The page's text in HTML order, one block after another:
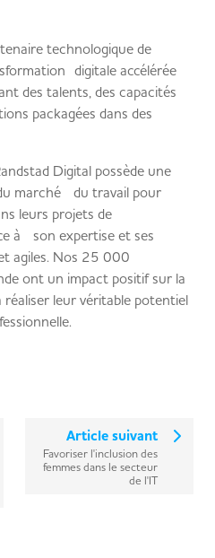
technologique de
digitale accélérée
des talents, des capacités
packagées dans des
Digital possède une
marché du travail pour
leurs projets de
à son expertise et ses
agiles. Nos 25 000
ont un impact positif sur la
réaliser leur véritable potentiel
Article suivant
Favoriser l'inclusion des
femmes dans le secteur
de l'IT